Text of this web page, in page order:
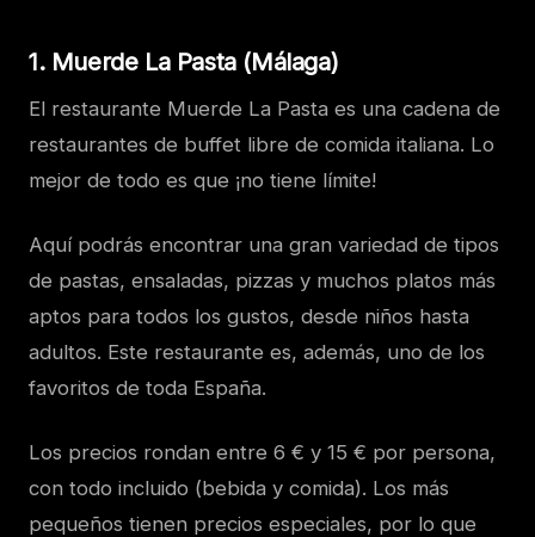
1. Muerde La Pasta (Málaga)
El restaurante Muerde La Pasta es una cadena de
restaurantes de buffet libre de comida italiana. Lo
mejor de todo es que ¡no tiene límite!
Aquí podrás encontrar una gran variedad de tipos
de pastas, ensaladas, pizzas y muchos platos más
aptos para todos los gustos, desde niños hasta
adultos. Este restaurante es, además, uno de los
favoritos de toda España.
Los precios rondan entre 6 € y 15 € por persona,
con todo incluido (bebida y comida). Los más
pequeños tienen precios especiales, por lo que